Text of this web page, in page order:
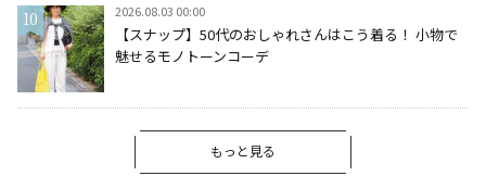
2026.08.03 00:00
【スナップ】50代のおしゃれさんはこう着る！ 小物で
魅せるモノトーンコーデ
もっと見る